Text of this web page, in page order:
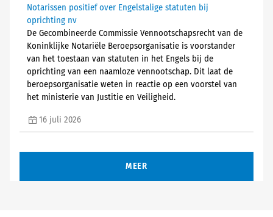
Notarissen positief over Engelstalige statuten bij
oprichting nv
De Gecombineerde Commissie Vennootschapsrecht van de
Koninklijke Notariële Beroepsorganisatie is voorstander
van het toestaan van statuten in het Engels bij de
oprichting van een naamloze vennootschap. Dit laat de
beroepsorganisatie weten in reactie op een voorstel van
het ministerie van Justitie en Veiligheid.
16 juli 2026
MEER